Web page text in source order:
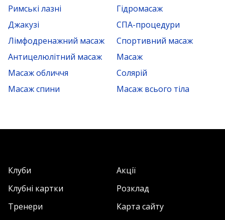
Римські лазні
Гідромасаж
Джакузі
СПА-процедури
Лімфодренажний масаж
Спортивний масаж
Антицелюлітний масаж
Масаж
Масаж обличчя
Солярій
Масаж спини
Масаж всього тіла
Клуби
Акції
Клубні картки
Розклад
Тренери
Карта сайту